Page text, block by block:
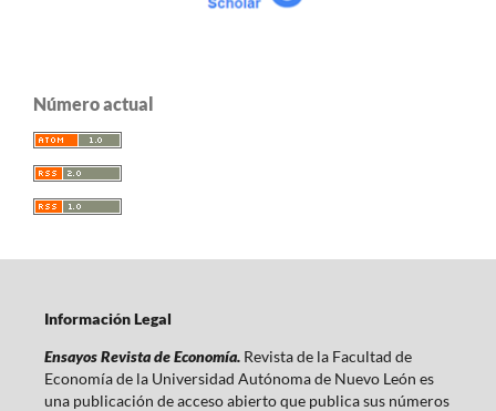
Número actual
Información Legal
Ensayos Revista de Economía. Revista de la Facultad de
Economía de la Universidad Autónoma de Nuevo León es
una publicación de acceso abierto que publica sus números